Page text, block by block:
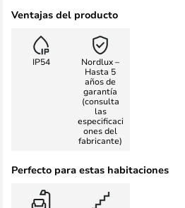
Ventajas del producto
IP54
Nordlux –
Hasta 5
años de
garantía
(consulta
las
especificaci
ones del
fabricante)
Perfecto para estas habitaciones